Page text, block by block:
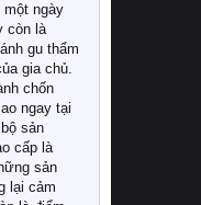
một ngày
còn là
gu thẩm
gia chủ.
chốn
ngay tại
sản
cấp là
sản
lại cảm